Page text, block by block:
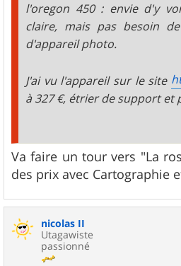
l'oregon 450 : envie d'y
claire, mais pas besoin
d'appareil photo.
J'ai vu l'appareil sur le site
à 327 €, étrier de support et
Va faire un tour vers "La
des prix avec Cartographie
nicolas II
Utagawiste
passionné